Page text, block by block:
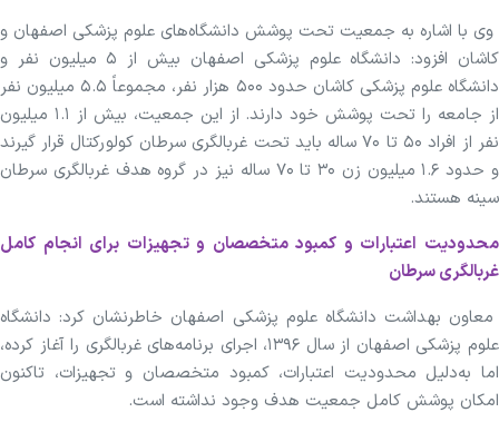
وی با اشاره به جمعیت تحت پوشش دانشگاه‌های علوم پزشکی اصفهان و
کاشان افزود: دانشگاه علوم پزشکی اصفهان بیش از ۵ میلیون نفر و
دانشگاه علوم پزشکی کاشان حدود ۵۰۰ هزار نفر، مجموعاً ۵.۵ میلیون نفر
از جامعه را تحت پوشش خود دارند. از این جمعیت، بیش از ۱.۱ میلیون
نفر از افراد ۵۰ تا ۷۰ ساله باید تحت غربالگری سرطان کولورکتال قرار گیرند
و حدود ۱.۶ میلیون زن ۳۰ تا ۷۰ ساله نیز در گروه هدف غربالگری سرطان
سینه هستند.
محدودیت اعتبارات و کمبود متخصصان و تجهیزات برای انجام کامل
غربالگری سرطان
معاون بهداشت دانشگاه علوم پزشکی اصفهان خاطرنشان کرد: دانشگاه
علوم پزشکی اصفهان از سال ۱۳۹۶، اجرای برنامه‌های غربالگری را آغاز کرده،
اما به‌دلیل محدودیت اعتبارات، کمبود متخصصان و تجهیزات، تاکنون
امکان پوشش کامل جمعیت هدف وجود نداشته است.